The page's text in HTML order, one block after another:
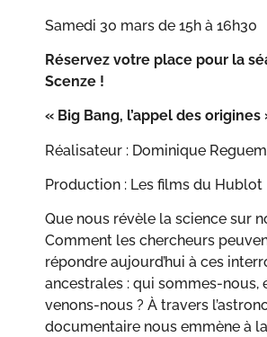
Samedi 30 mars de 15h à 16h30
Réservez votre place pour la
Scenze !
« Big Bang, l’appel des origines
Réalisateur : Dominique
Production : Les films du Hublot
Que nous révèle la science sur
Comment les chercheurs
répondre aujourd’hui à ces
ancestrales : qui sommes-nous,
venons-nous ? À travers
documentaire nous emmène à